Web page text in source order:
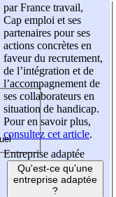
par France travail,
Cap emploi et ses
partenaires pour ses
actions concrètes en
faveur du recrutement,
de l’intégration et de
l’accompagnement de
ses collaborateurs en
situation de handicap.
Pour en savoir plus,
consultez cet article.
Entreprise adaptée
Qu'est-ce qu'une
entreprise adaptée
?